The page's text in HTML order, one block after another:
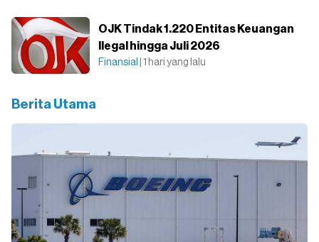
OJK Tindak 1.220 Entitas Keuangan
Ilegal hingga Juli 2026
Finansial | 1 hari yang lalu
Berita Utama